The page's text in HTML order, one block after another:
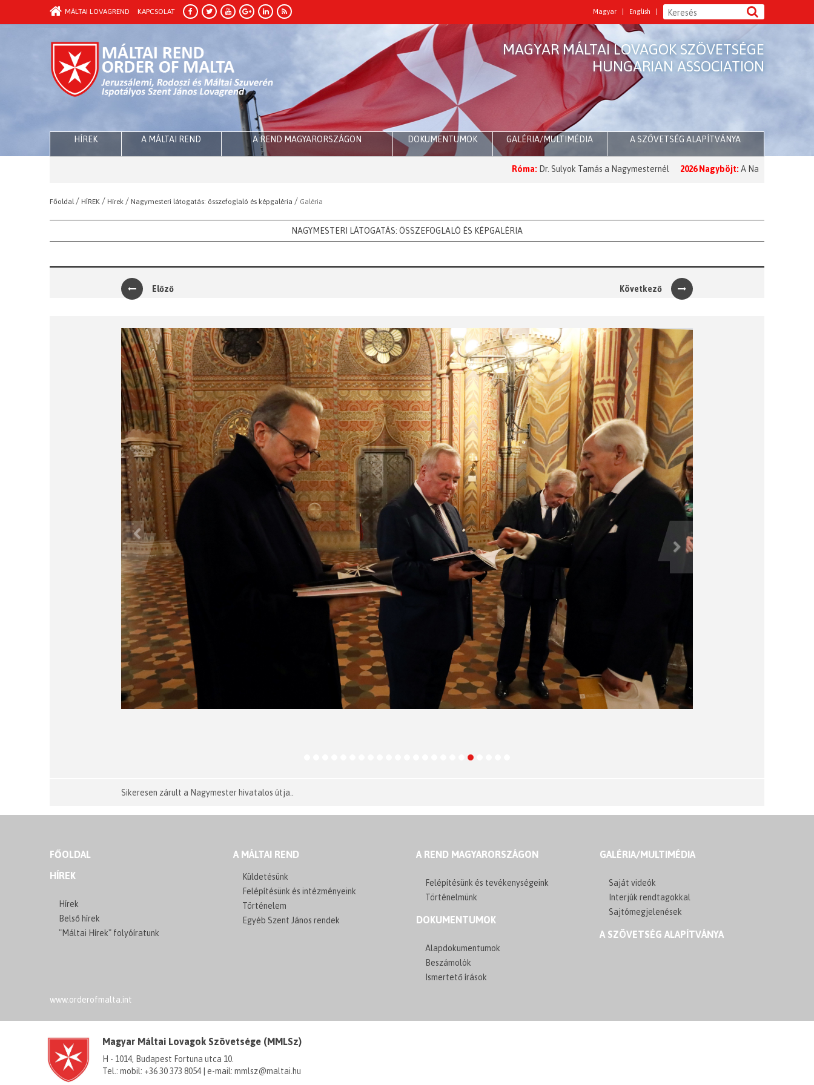
Magyar English
MÁLTAI LOVAGREND KAPCSOLAT
MAGYAR MÁLTAI LOVAGOK SZÖVETSÉGE
HUNGARIAN ASSOCIATION
HÍREK A MÁLTAI REND A REND MAGYARORSZÁGON DOKUMENTUMOK GALÉRIA/MULTIMÉDIA A SZÖVETSÉG ALAPÍTVÁNYA
Dr. Sulyok Tamás a Nagymesternél 2026 Nagyböjt:A Nagymester üzenete a
Főoldal / HÍREK / Hírek / Nagymesteri látogatás: összefoglaló és képgaléria / Galéria
NAGYMESTERI LÁTOGATÁS: ÖSSZEFOGLALÓ ÉS KÉPGALÉRIA
Előző Következő
Previous
Sikeresen zárult a Nagymester hivatalos útja..
FŐOLDAL
HÍREK
Hírek
Belső hírek
"Máltai Hírek" folyóíratunk
A MÁLTAI REND
Küldetésünk
Felépítésünk és intézményeink
Történelem
Egyéb Szent János rendek
A REND MAGYARORSZÁGON
Felépítésünk és tevékenységeink
Történelmünk
DOKUMENTUMOK
Alapdokumentumok
Beszámolók
Ismertető írások
GALÉRIA/MULTIMÉDIA
Saját videók
Interjúk rendtagokkal
Sajtómegjelenések
A SZÖVETSÉG ALAPÍTVÁNYA
www.orderofmalta.int
Magyar Máltai Lovagok Szövetsége (MMLSz)
H - 1014, Budapest Fortuna utca 10.
Tel.: mobil: +36 30 373 8054 | e-mail: mmlsz@maltai.hu